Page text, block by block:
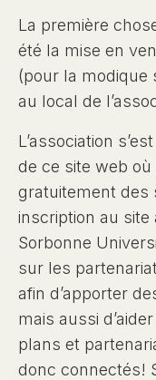
La première
été la mise en
(pour la modique
au local de
L’association
de ce site web
gratuitement des
inscription au site
Sorbonne
sur les
afin d’apporter
mais aussi
plans et
donc connectés!